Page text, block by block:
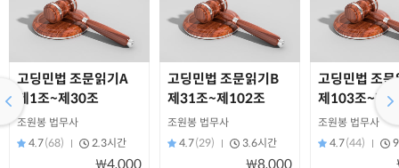
고딩민법 조문읽기A
제1조~제30조
조원봉 법무사
4.7(68) 2.3시간
₩4,000
고딩민법 조문읽기B
제31조~제102조
조원봉 법무사
4.7(29) 3.6시간
₩8,000
고딩민법 조문
제103조~제
조원봉 법무사
4.7(44)